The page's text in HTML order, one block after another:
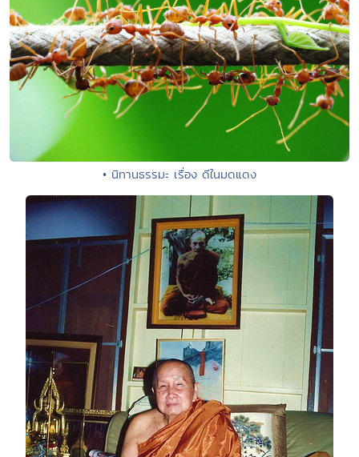
• นิทานธรรมะ เรื่อง ดีในมดแดง